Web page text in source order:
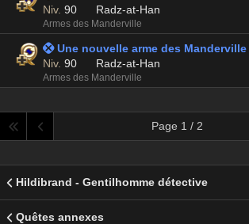
Niv. 90 Radz-at-Han
Armes des Manderville
 Une nouvelle arme des Manderville
Niv. 90 Radz-at-Han
Armes des Manderville
Page 1 / 2
Hildibrand - Gentilhomme détective
Quêtes annexes